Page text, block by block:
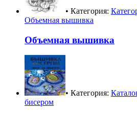
• Категория:
Объемная вышивка
Объемная вышивка
• Категория:
бисером